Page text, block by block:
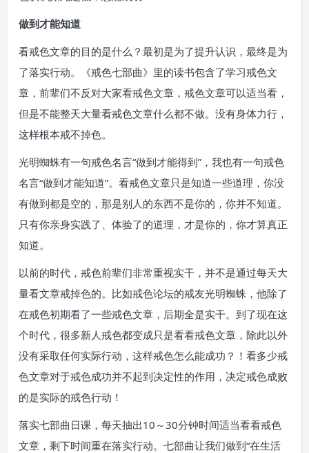
做到才能知道
看戒色文章的目的是什么？最初是为了提升认识，最终是为
了落实行动。《戒色七部曲》里的读书包含了学习戒色文
章，前辈们不反对大家看戒色文章，戒色文章可以适当看，
但是不能整天大量看戒色文章什么都不做。没有身体力行，
这样根本戒不掉色。
光明蜘蛛有一句戒色名言“做到才能得到”，我也有一句戒色
名言“做到才能知道”。看戒色文章只是知道一些道理，你没
有做到都是空的，那是别人的东西不是你的，你并不知道。
只有你亲身实践了、体验了的道理，才是你的，你才算真正
知道。
以前的时代，戒色前辈们非常重视实干，并不是通过每天大
量看文章戒掉色的。比如戒色论坛的戒友光明蜘蛛，他除了
在戒色初期看了一些戒色文章，后期全是实干。到了现在这
个时代，很多新人戒色都变成只是看看戒色文章，除此以外
没有采取任何实际行动，这样戒色怎么能成功？！看多少戒
色文章对于戒色成功并不起到决定性的作用，决定戒色成败
的是实际的戒色行动！
落实七部曲日课，每天抽出10～30分钟时间适当看看戒色
文章，剩下时间重在落实行动。七部曲让我们做到“在生活